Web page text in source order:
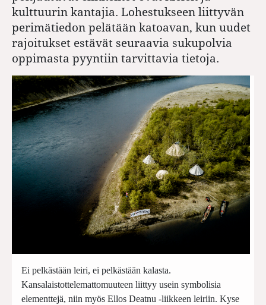
kulttuurin kantajia. Lohestukseen liittyvän
perimätiedon pelätään katoavan, kun uudet
rajoitukset estävät seuraavia sukupolvia
oppimasta pyyntiin tarvittavia tietoja.
Ei pelkästään leiri, ei pelkästään kalasta.
Kansalaistottelemattomuuteen liittyy usein symbolisia
elementtejä, niin myös Ellos Deatnu -liikkeen leiriin. Kyse